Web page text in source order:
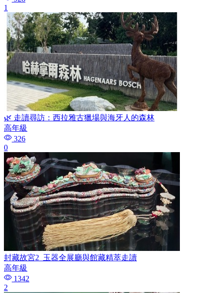
1
🌿 走讀尋訪：西拉雅古獵場與海牙人的森林
高年級
326
0
封藏故宮2_玉器全展廳與館藏精萃走讀
高年級
1342
2